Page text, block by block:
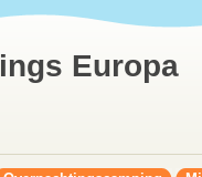
Europa